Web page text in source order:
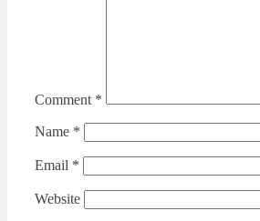
Comment *
Name *
Email *
Website